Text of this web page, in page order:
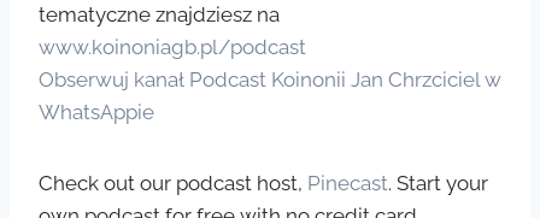
tematyczne znajdziesz na
www.koinoniagb.pl/podcast
Obserwuj kanał Podcast Koinonii Jan Chrzciciel w
WhatsAppie
Check out our podcast host, Pinecast. Start your